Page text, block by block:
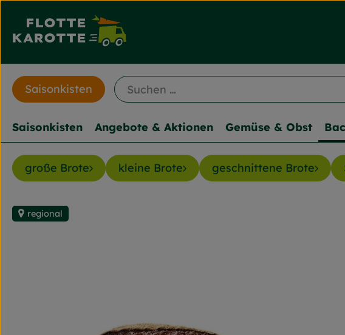
Saisonkisten
Saisonkisten Angebote & Aktionen Gemüse & Obst
große Brote kleine Brote geschnittene Brote
regional